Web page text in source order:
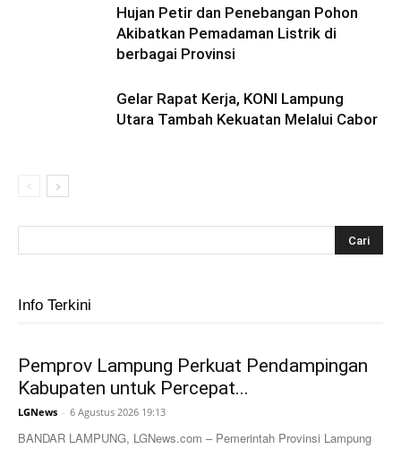
Hujan Petir dan Penebangan Pohon
Akibatkan Pemadaman Listrik di
berbagai Provinsi
Gelar Rapat Kerja, KONI Lampung
Utara Tambah Kekuatan Melalui Cabor
Info Terkini
Pemprov Lampung Perkuat Pendampingan
Kabupaten untuk Percepat...
LGNews - 6 Agustus 2026 19:13
BANDAR LAMPUNG, LGNews.com – Pemerintah Provinsi Lampung